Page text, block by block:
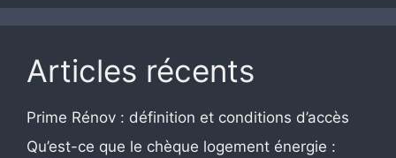
Articles récents
Prime Rénov : définition et conditions d’accès
Qu’est-ce que le chèque logement énergie :